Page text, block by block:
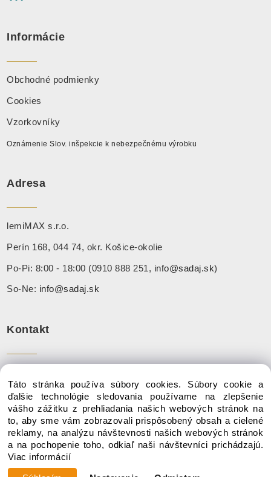
Informácie
Obchodné podmienky
Cookies
Vzorkovníky
Oznámenie Slov. inšpekcie k nebezpečnému výrobku
Adresa
lemiMAX s.r.o.
Perín 168, 044 74, okr. Košice-okolie
Po-Pi: 8:00 - 18:00 (0910 888 251, info@sadaj.sk)
So-Ne: info@sadaj.sk
Kontakt
Mail:info@sadaj.sk
Copyright © 2020 SADAJ.SK, Všetky práva vyhradené
Táto stránka používa súbory cookies. Súbory cookie a
ďalšie technológie sledovania používame na zlepšenie
vášho zážitku z prehliadania našich webových stránok na
to, aby sme vám zobrazovali prispôsobený obsah a cielené
reklamy, na analýzu návštevnosti našich webových stránok
a na pochopenie toho, odkiaľ naši návštevníci prichádzajú.
Viac informácií